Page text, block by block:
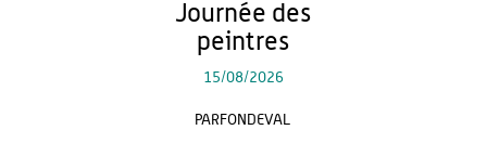
Journée des
peintres
15/08/2026
PARFONDEVAL